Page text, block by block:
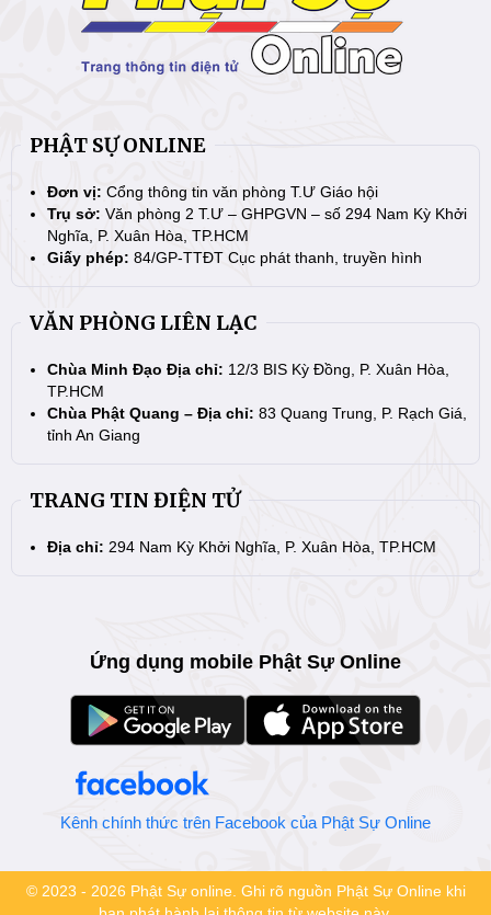
PHẬT SỰ ONLINE
Đơn vị: Cổng thông tin văn phòng T.Ư Giáo hội
Trụ sở: Văn phòng 2 T.Ư – GHPGVN – số 294 Nam Kỳ Khởi
Nghĩa, P. Xuân Hòa, TP.HCM
Giấy phép: 84/GP-TTĐT Cục phát thanh, truyền hình
VĂN PHÒNG LIÊN LẠC
Chùa Minh Đạo Địa chỉ: 12/3 BIS Kỳ Đồng, P. Xuân Hòa,
TP.HCM
Chùa Phật Quang – Địa chỉ: 83 Quang Trung, P. Rạch Giá,
tỉnh An Giang
TRANG TIN ĐIỆN TỬ
Địa chỉ: 294 Nam Kỳ Khởi Nghĩa, P. Xuân Hòa, TP.HCM
Ứng dụng mobile Phật Sự Online
Kênh chính thức trên Facebook của Phật Sự Online
© 2023 - 2026 Phật Sự online. Ghi rõ nguồn Phật Sự Online khi